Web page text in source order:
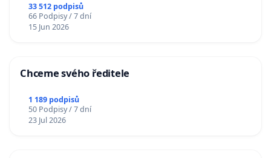
33 512 podpisů
66 Podpisy / 7 dní
15 Jun 2026
Chceme svého ředitele
1 189 podpisů
50 Podpisy / 7 dní
23 Jul 2026